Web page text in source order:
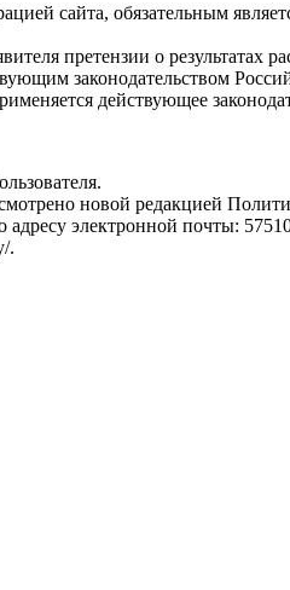
сайта, обязательным
претензии о результатах
законодательством
действующее
новой редакцией
электронной почты:
.